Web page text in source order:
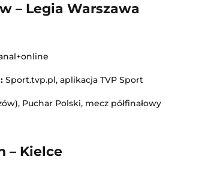
– Legia Warszawa
Sport.tvp.pl, aplikacja TVP Sport
Puchar Polski, mecz półfinałowy
– Kielce